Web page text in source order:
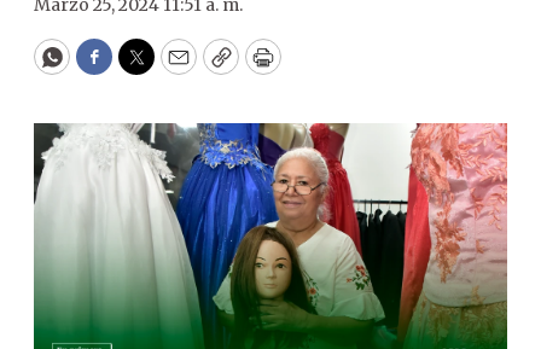
Marzo 25, 2024 11:51 a. m.
WhatsApp
Facebook
Twitter
EmailCopyPrint